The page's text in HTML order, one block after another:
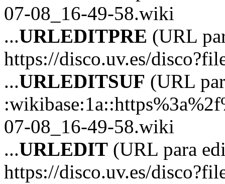
07-08_16-49-58.wiki
...URLEDITPRE (URL
https://disco.uv.es/
...URLEDITSUF (URL
07-08_16-49-58.wiki
...URLEDIT (URL para
https://disco.uv.es/